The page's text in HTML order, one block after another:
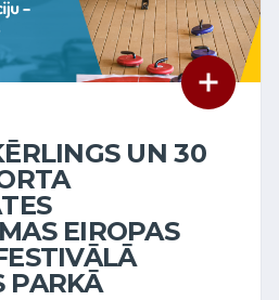
UN 30
EIROPAS
PARKĀ